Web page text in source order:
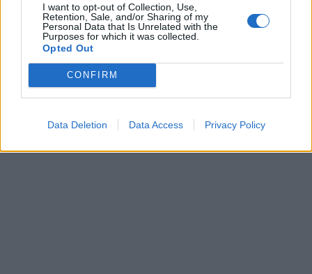
I want to opt-out of Collection, Use,
Retention, Sale, and/or Sharing of my
Personal Data that Is Unrelated with the
Purposes for which it was collected.
Opted Out
CONFIRM
Data Deletion Data Access Privacy Policy